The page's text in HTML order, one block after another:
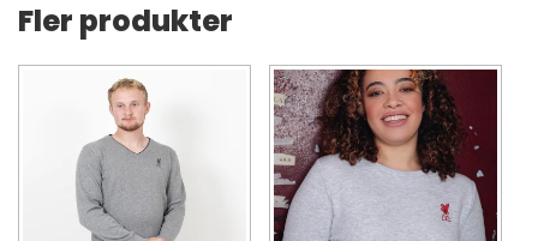
Fler produkter